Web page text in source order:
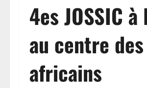
4es JOSSIC
au centre
africains